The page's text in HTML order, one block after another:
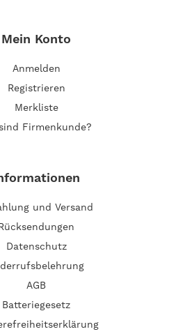
Mein Konto
Anmelden
Registrieren
Merkliste
Firmenkunde?
und Versand
Datenschutz
AGB
Batteriegesetz